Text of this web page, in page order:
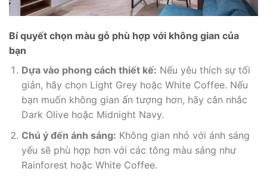
Bí quyết chọn màu gỗ phù hợp với không gian của
bạn
Dựa vào phong cách thiết kế: Nếu yêu thích sự tối
giản, hãy chọn Light Grey hoặc White Coffee. Nếu
bạn muốn không gian ấn tượng hơn, hãy cân nhắc
Dark Olive hoặc Midnight Navy.
Chú ý đến ánh sáng: Không gian nhỏ với ánh sáng
yếu sẽ phù hợp hơn với các tông màu sáng như
Rainforest hoặc White Coffee.